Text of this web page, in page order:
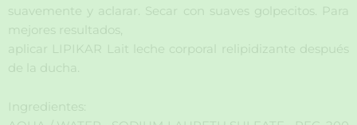
suavemente y aclarar. Secar con suaves golpecitos. Para
mejores resultados,
aplicar LIPIKAR Lait leche corporal relipidizante después
de la ducha.
Ingredientes: